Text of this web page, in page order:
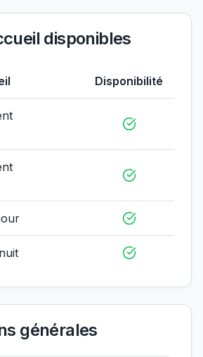
disponibles
Disponibilité
générales